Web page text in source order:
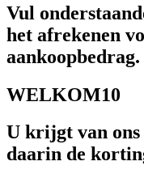
Vul
het afrekenen
aankoopbedrag.
WELKOM10
U krijgt van ons
daarin de